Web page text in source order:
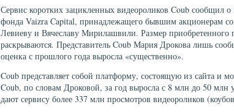
Сервис коротких зацикленных видеороликов Coub сообщил
фонда Vaizra Capital, принадлежащего бывшим акционерам
Левиеву и Вячеславу Мирилашвили. Размер приобретенного
раскрываются. Представитель Coub Мария Дрокова лишь
оценка с прошлого года выросла «существенно».
Coub представляет собой платформу, состоящую из сайта и
Coub, по словам Дроковой, за год выросла с 8 млн до 50 млн
дают сервису более 337 млн просмотров видеороликов